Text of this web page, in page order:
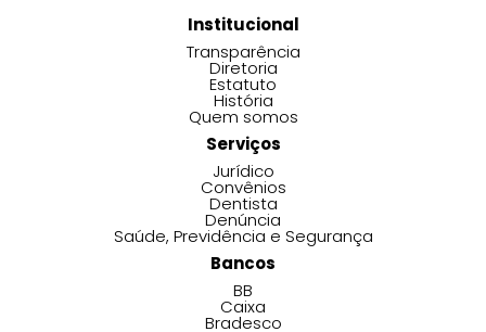
Institucional
Transparência
Diretoria
Estatuto
História
Quem somos
Serviços
Jurídico
Convênios
Dentista
Denúncia
Saúde, Previdência e Segurança
Bancos
BB
Caixa
Bradesco